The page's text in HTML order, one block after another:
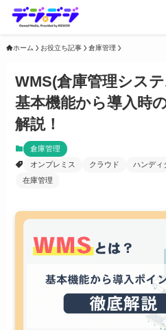
ホーム お役立ち記事 倉庫管理
WMS(倉庫管理シス
基本機能から導入時
解説！
倉庫管理
オンプレミス
クラウド ハンディ
在庫管理